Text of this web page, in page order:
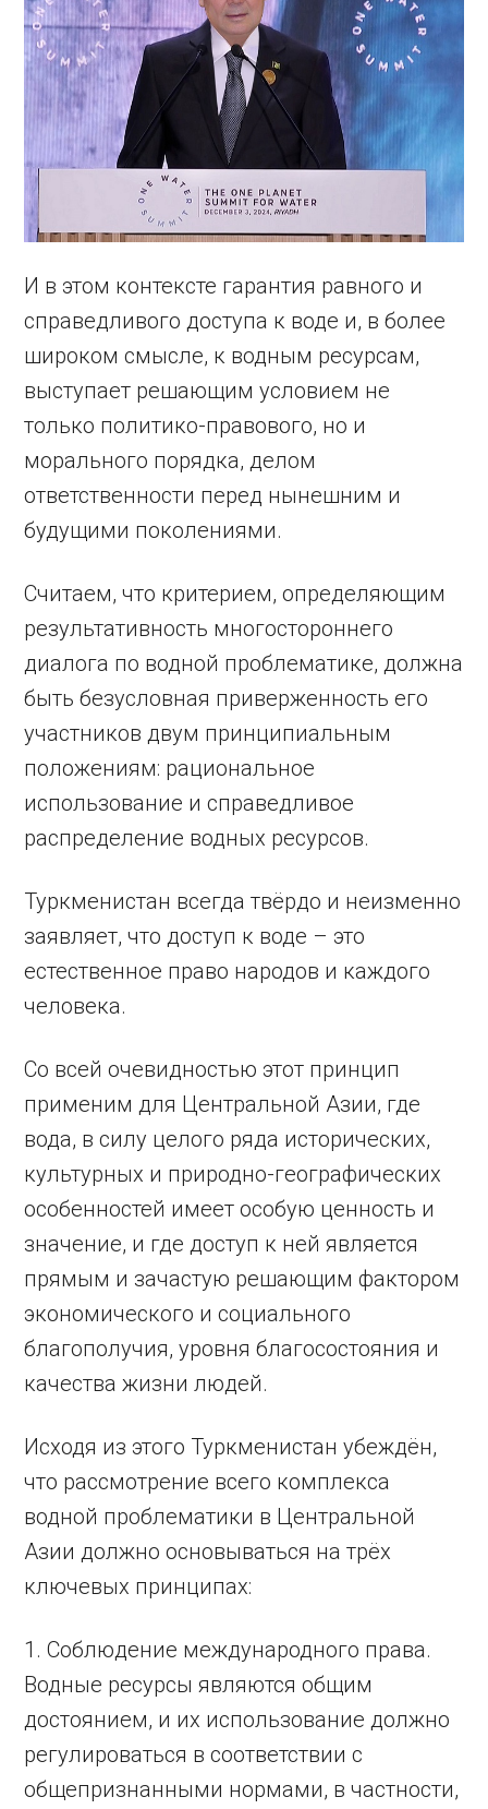
И в этом контексте гарантия равного и
справедливого доступа к воде и, в более
широком смысле, к водным ресурсам,
выступает решающим условием не
только политико-правового, но и
морального порядка, делом
ответственности перед нынешним и
будущими поколениями.
Считаем, что критерием, определяющим
результативность многостороннего
диалога по водной проблематике, должна
быть безусловная приверженность его
участников двум принципиальным
положениям: рациональное
использование и справедливое
распределение водных ресурсов.
Туркменистан всегда твёрдо и неизменно
заявляет, что доступ к воде – это
естественное право народов и каждого
человека.
Со всей очевидностью этот принцип
применим для Центральной Азии, где
вода, в силу целого ряда исторических,
культурных и природно-географических
особенностей имеет особую ценность и
значение, и где доступ к ней является
прямым и зачастую решающим фактором
экономического и социального
благополучия, уровня благосостояния и
качества жизни людей.
Исходя из этого Туркменистан убеждён,
что рассмотрение всего комплекса
водной проблематики в Центральной
Азии должно основываться на трёх
ключевых принципах:
1. Соблюдение международного права.
Водные ресурсы являются общим
достоянием, и их использование должно
регулироваться в соответствии с
общепризнанными нормами, в частности,